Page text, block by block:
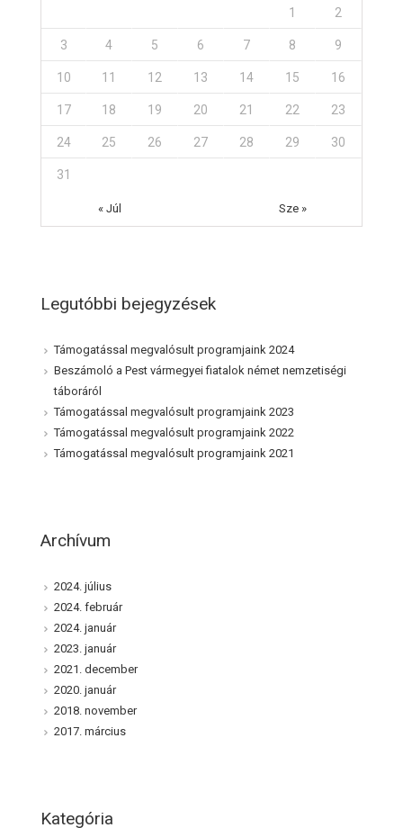
« Júl Sze »
1 2
3 4 5 6 7 8 9
10 11 12 13 14 15 16
17 18 19 20 21 22 23
24 25 26 27 28 29 30
31
Legutóbbi bejegyzések
Támogatással megvalósult programjaink 2024
Beszámoló a Pest vármegyei fiatalok német nemzetiségi
táboráról
Támogatással megvalósult programjaink 2023
Támogatással megvalósult programjaink 2022
Támogatással megvalósult programjaink 2021
Archívum
2024. július
2024. február
2024. január
2023. január
2021. december
2020. január
2018. november
2017. március
Kategória